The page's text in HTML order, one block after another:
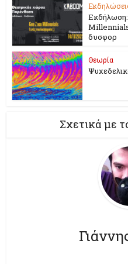
Εκδήλωση:
δυσφορ
Θεωρία
Σχετικά με